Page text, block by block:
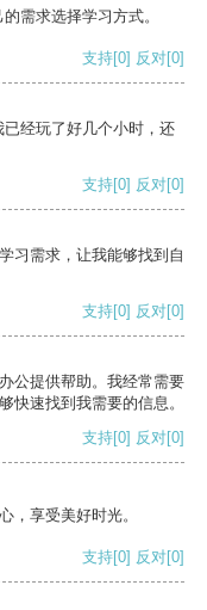
需求选择学习方式。
支持[0] 反对[0]
经玩了好几个小时，还
支持[0] 反对[0]
习需求，让我能够找到自
支持[0] 反对[0]
公提供帮助。我经常需要
快速找到我需要的信息。
支持[0] 反对[0]
，享受美好时光。
支持[0] 反对[0]